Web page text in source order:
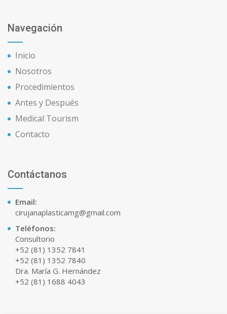
Navegación
Inicio
Nosotros
Procedimientos
Antes y Después
Medical Tourism
Contacto
Contáctanos
Email:
cirujanaplasticamg@gmail.com
Teléfonos:
Consultorio
+52 (81) 1352 7841
+52 (81) 1352 7840
Dra. María G. Hernández
+52 (81) 1688 4043